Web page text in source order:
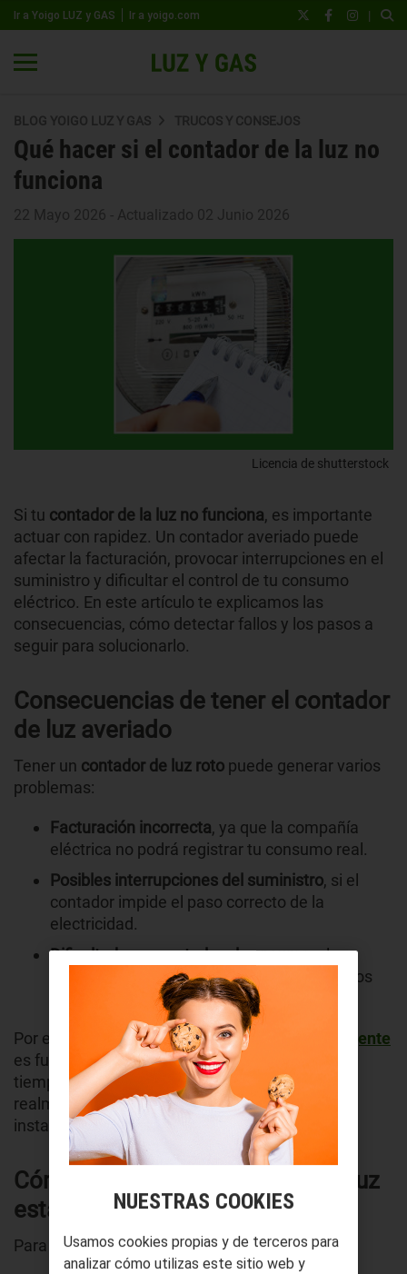
Ir a Yoigo LUZ y GAS Ir a yoigo.com |
BLOG YOIGO LUZ Y GAS TRUCOS Y CONSEJOS
Qué hacer si el contador de la luz no
funciona
22 Mayo 2026 - Actualizado 02 Junio 2026
Licencia de shutterstock
Si tu contador de la luz no funciona, es importante
actuar con rapidez. Un contador averiado puede
afectar la facturación, provocar interrupciones en el
suministro y dificultar el control de tu consumo
eléctrico. En este artículo te explicamos las
consecuencias, cómo detectar fallos y los pasos a
seguir para solucionarlo.
Consecuencias de tener el contador
de luz averiado
Tener un contador de luz roto puede generar varios
problemas:
Facturación incorrecta, ya que la compañía
eléctrica no podrá registrar tu consumo real.
Posibles interrupciones del suministro, si el
contador impide el paso correcto de la
electricidad.
Dificultad para controlar el consumo, algo
crítico si quieres ahorrar o ajustar tus hábitos
Por ello, aprendercómo leer un contador inteligente
es fundamental detectar cualquier anomalía a
tiempo . Esto te permitirá verificar si el fallo está
realmente en el contador o en otra parte de la
instalación.
Cómo saber si el contador de la luz
está roto
Para identificarlo, observa señales como:
NUESTRAS COOKIES
Usamos cookies propias y de terceros para
analizar cómo utilizas este sitio web y